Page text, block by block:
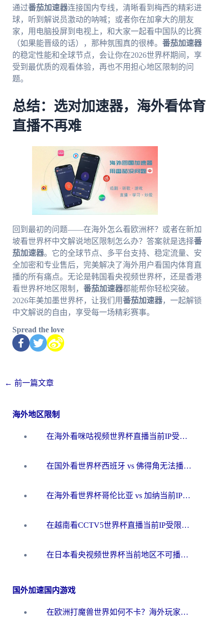
通过番茄加速器连接国内专线，清晰看到梅西的精彩进
球，听到解说员激动的呐喊；或者你在加拿大的朋友
家，用电脑投屏到电视上，和大家一起看中国队的比赛
（如果能晋级的话），那种氛围真的很棒。 番茄加速器
的稳定性能和全球节点，会让你在2026世界杯期间，享
受到最优质的观看体验，再也不用担心地区限制的问
题。
总结：选对加速器，海外看体育
直播不再难
回到最初的问题——在海外怎么看欧洲杯？或者在新加
坡看世界杯中文解说地区限制怎么办？答案就是选择番
茄加速器。它的全球节点、多平台支持、稳定流量、安
全加密和专业售后，完美解决了海外用户看国内体育直
播的所有痛点。无论是韩国看央视频世界杯，还是香港
看世界杯地区限制， 番茄加速器都能帮你轻松突破。
2026年美加墨世界杯，让我们用番茄加速器，一起解锁
中文解说的自由，享受每一场精彩赛事。
Spread the love
← 前一篇文章
海外地区限制
在海外看咪咕视频世界杯直播当前IP受限制？这篇指南帮你搞定所有体育赛事观看难题
在国外看世界杯西班牙 vs 佛得角无法播放？这篇指南帮你解锁所有中文体育直播
在海外看世界杯哥伦比亚 vs 加纳当前IP受限制？这篇指南帮你流畅看中文解说赛事
在越南看CCTV5世界杯直播当前IP受限制？海外党体育观赛终极指南来了
在日本看央视频世界杯当前地区不可播放？海外党体育观赛终极指南
国外加速国内游戏
在欧洲打魔兽世界如何不卡？海外玩家的国服游戏加速终极攻略